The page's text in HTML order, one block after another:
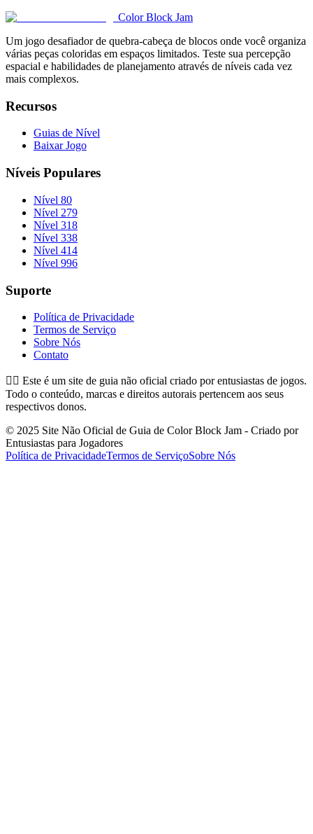
Color Block Jam
Um jogo desafiador de quebra-cabeça de blocos onde você organiza
várias peças coloridas em espaços limitados. Teste sua percepção
espacial e habilidades de planejamento através de níveis cada vez
mais complexos.
Recursos
Guias de Nível
Baixar Jogo
Níveis Populares
Nível 80
Nível 279
Nível 318
Nível 338
Nível 414
Nível 996
Suporte
Política de Privacidade
Termos de Serviço
Sobre Nós
Contato
👉🏻 Este é um site de guia não oficial criado por entusiastas de jogos.
Todo o conteúdo, marcas e direitos autorais pertencem aos seus
respectivos donos.
© 2025 Site Não Oficial de Guia de Color Block Jam - Criado por
Entusiastas para Jogadores
Política de PrivacidadeTermos de ServiçoSobre Nós